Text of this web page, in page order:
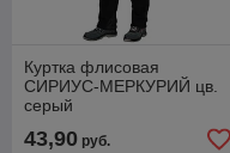
Куртка флисовая
СИРИУС-МЕРКУРИЙ цв.
серый
43,90 руб.